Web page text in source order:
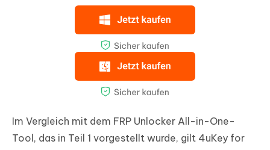
Im Vergleich mit dem FRP Unlocker All-in-One-
Tool, das in Teil 1 vorgestellt wurde, gilt 4uKey for